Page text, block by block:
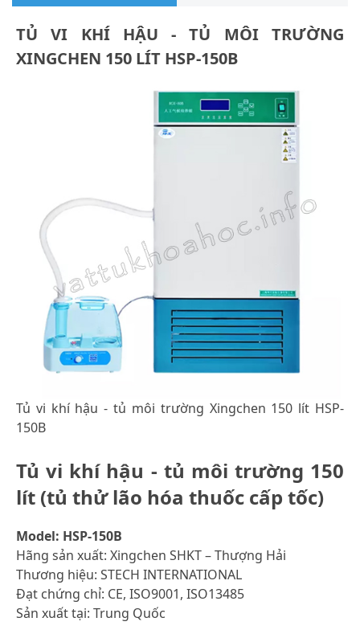
TỦ VI KHÍ HẬU - TỦ MÔI TRƯỜNG
XINGCHEN 150 LÍT HSP-150B
Tủ vi khí hậu - tủ môi trường Xingchen 150 lít HSP-
150B
Tủ vi khí hậu - tủ môi trường 150
lít (tủ thử lão hóa thuốc cấp tốc)
Model: HSP-150B
Hãng sản xuất: Xingchen SHKT – Thượng Hải
Thương hiệu: STECH INTERNATIONAL
Đạt chứng chỉ: CE, ISO9001, ISO13485
Sản xuất tại: Trung Quốc